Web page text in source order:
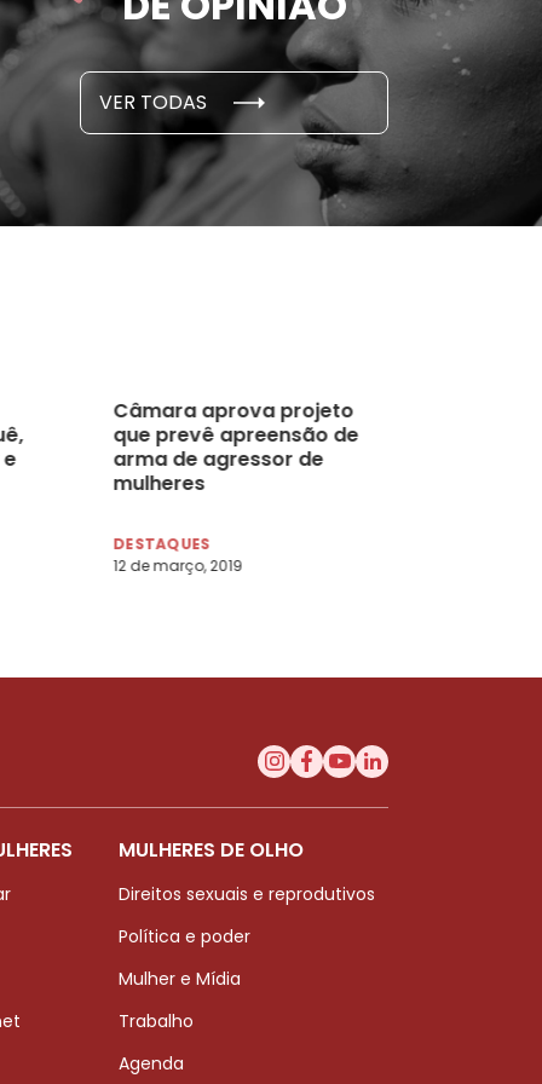
VER TODAS
E PESQUISAS
novembro, 2021
Câmara aprova projeto
que prevê apreensão de
arma de agressor de
mulheres
DESTAQUES
12 de março, 2019
MULHERES DE OLHO
Direitos sexuais e reprodutivos
Política e poder
Mulher e Mídia
Trabalho
Agenda